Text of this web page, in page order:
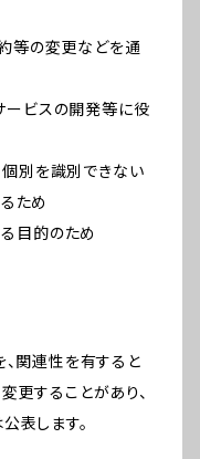
約等の変更などを通
ービスの開発等に役
個別を識別できない
ため
る目的のため
関連性を有すると
更することがあり、
表します。